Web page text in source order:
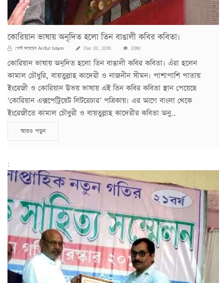
কোরিয়ান ভাষায় অনূদিত হলো তিন বাঙালী কবির কবিতা।
পোস্ট করেছেনAriful Islam Dec 02, 2018 2090
কোরিয়ান ভাষায় অনূদিত হলো তিন বাঙালী কবির কবিতা। এঁরা হলেন
কামাল চৌধুরি, বায়তুল্লাহ কাদেরী ও নাজনীন সীমন। পাশাপাশি পাতায়
ইংরেজী ও কোরিয়ান উভয় ভাষায় এই তিন কবির কবিতা স্থান পেয়েছে
‘কোরিয়ান এক্সপেট্রিয়েট লিটরেচার’ পত্রিকায়। এর আগে বাংলা থেকে
ইংরেজীতে কামাল চৌধুরী ও বায়তুল্লাহ কাদেরীর কবিতা অনু..
আরও পড়ুন
;